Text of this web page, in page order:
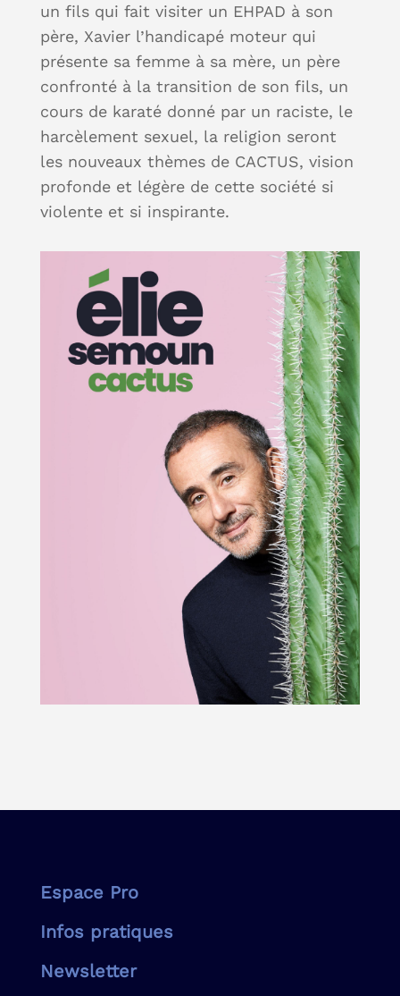
un fils qui fait visiter un EHPAD à son
père, Xavier l’handicapé moteur qui
présente sa femme à sa mère, un père
confronté à la transition de son fils, un
cours de karaté donné par un raciste, le
harcèlement sexuel, la religion seront
les nouveaux thèmes de CACTUS, vision
profonde et légère de cette société si
violente et si inspirante.
Espace Pro
Infos pratiques
Newsletter